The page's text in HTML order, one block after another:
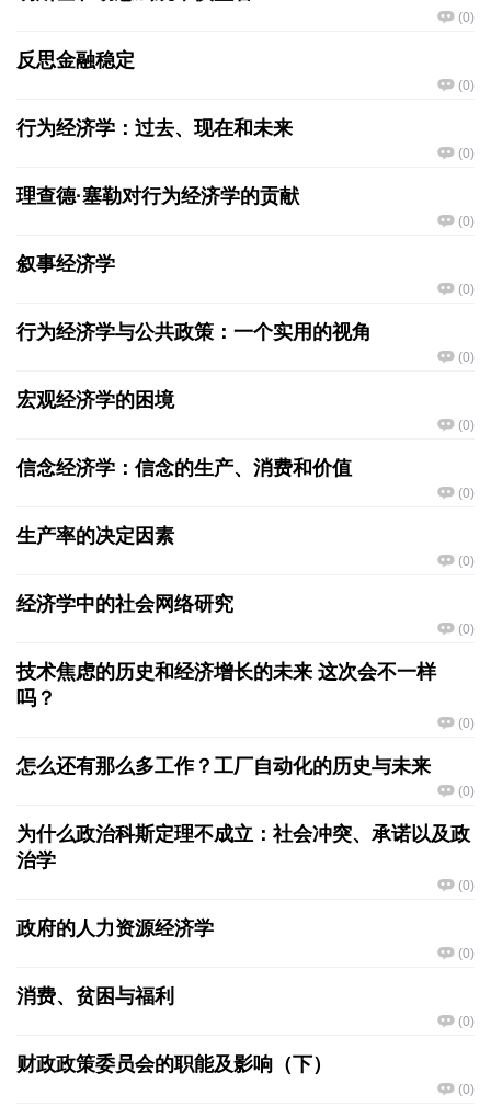
(0)
反思金融稳定
(0)
行为经济学：过去、现在和未来
(0)
理查德·塞勒对行为经济学的贡献
(0)
叙事经济学
(0)
行为经济学与公共政策：一个实用的视角
(0)
宏观经济学的困境
(0)
信念经济学：信念的生产、消费和价值
(0)
生产率的决定因素
(0)
经济学中的社会网络研究
(0)
技术焦虑的历史和经济增长的未来 这次会不一样
吗？
(0)
怎么还有那么多工作？工厂自动化的历史与未来
(0)
为什么政治科斯定理不成立：社会冲突、承诺以及政
治学
(0)
政府的人力资源经济学
(0)
消费、贫困与福利
(0)
财政政策委员会的职能及影响（下）
(0)